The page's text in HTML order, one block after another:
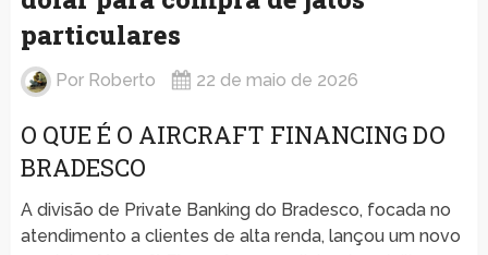
particulares
Por Roberto 22 de maio de 2026
O QUE É O AIRCRAFT FINANCING DO
BRADESCO
A divisão de Private Banking do Bradesco, focada no
atendimento a clientes de alta renda, lançou um novo